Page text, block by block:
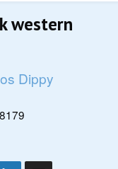
western
Dippy